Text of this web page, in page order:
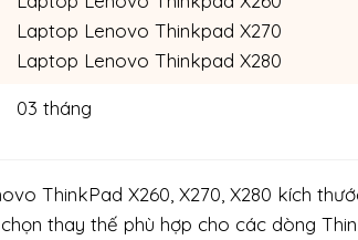
Laptop Lenovo Thinkpad X270
Laptop Lenovo Thinkpad X280
03 tháng
ThinkPad X260, X270, X280 kích
thay thế phù hợp cho các dòng